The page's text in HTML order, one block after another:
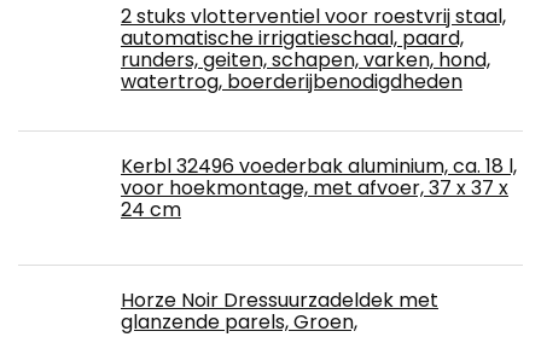
2 stuks vlotterventiel voor roestvrij staal,
automatische irrigatieschaal, paard,
runders, geiten, schapen, varken, hond,
watertrog, boerderijbenodigdheden
Kerbl 32496 voederbak aluminium, ca. 18 l,
voor hoekmontage, met afvoer, 37 x 37 x
24 cm
Horze Noir Dressuurzadeldek met
glanzende parels, Groen,